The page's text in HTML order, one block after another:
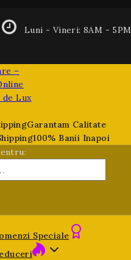
Luni - Vineri: 8AM - 5PM
Garantam Calitate
100% Banii Inapoi
Speciale